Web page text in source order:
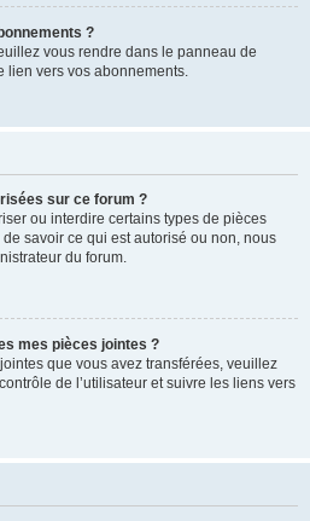
?
vous rendre dans le panneau de
lien vers vos abonnements.
sur ce forum ?
ou interdire certains types de pièces
savoir ce qui est autorisé ou non, nous
du forum.
mes pièces jointes ?
que vous avez transférées, veuillez
de l’utilisateur et suivre les liens vers